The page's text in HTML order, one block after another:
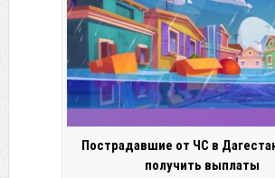
Пострадавшие от ЧС в
получить выплаты